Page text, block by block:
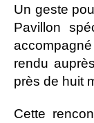
Un geste
Pavillon
rendu
près de huit
Cette